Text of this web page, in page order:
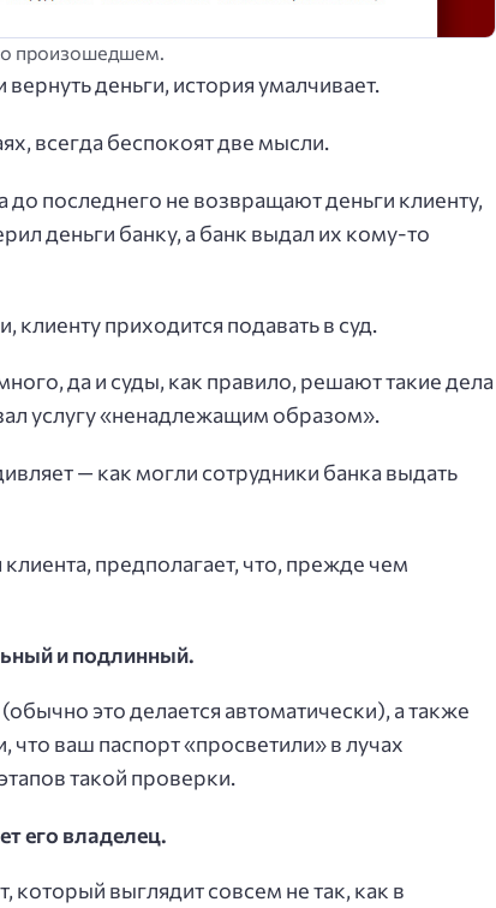
о произошедшем.
деньги, история умалчивает.
всегда беспокоят две мысли.
до последнего не возвращают деньги клиенту,
деньги банку, а банк выдал их кому-то
клиенту приходится подавать в суд.
да и суды, как правило, решают такие дела
услугу «ненадлежащим образом».
— как могли сотрудники банка выдать
предполагает, что, прежде чем
и подлинный.
это делается автоматически), а также
ваш паспорт «просветили» в лучах
такой проверки.
его владелец.
который выглядит совсем не так, как в